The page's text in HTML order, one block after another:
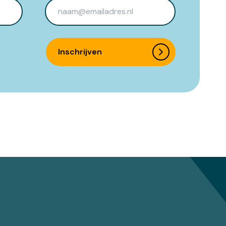
Inschrijven